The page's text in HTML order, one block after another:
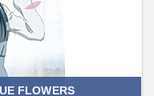
FLOWERS